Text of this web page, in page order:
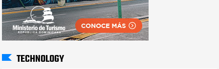
TECHNOLOGY